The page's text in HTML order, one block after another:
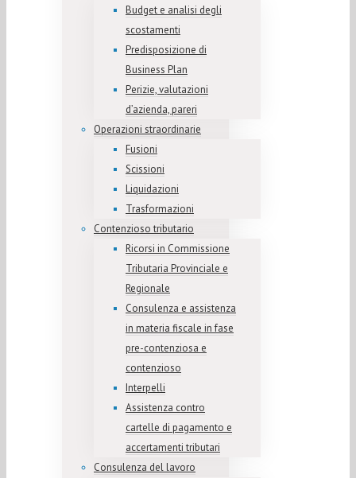
Budget e analisi degli
scostamenti
Predisposizione di
Business Plan
Perizie, valutazioni
d’azienda, pareri
Operazioni straordinarie
Fusioni
Scissioni
Liquidazioni
Trasformazioni
Contenzioso tributario
Ricorsi in Commissione
Tributaria Provinciale e
Regionale
Consulenza e assistenza
in materia fiscale in fase
pre-contenziosa e
contenzioso
Interpelli
Assistenza contro
cartelle di pagamento e
accertamenti tributari
Consulenza del lavoro